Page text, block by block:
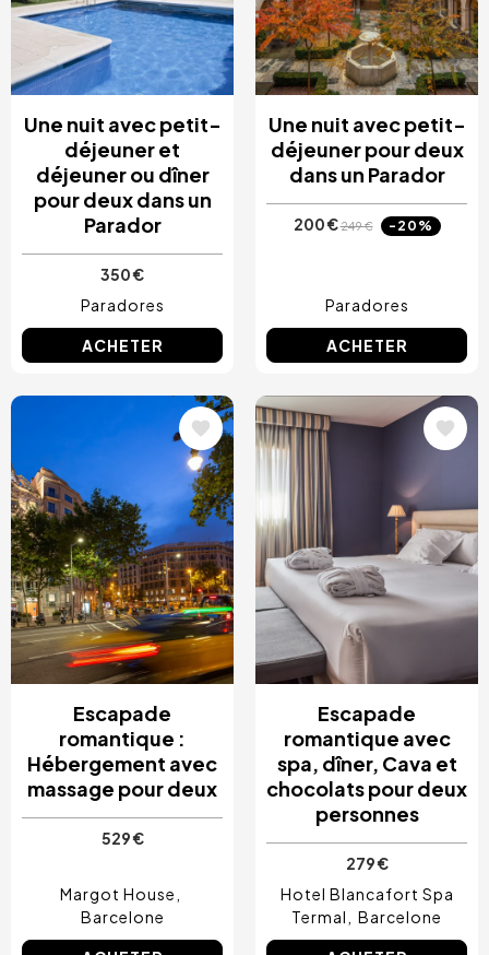
Une nuit avec petit-
déjeuner et
déjeuner ou dîner
pour deux dans un
Parador
350 €
Paradores
ACHETER
Une nuit avec petit-
déjeuner pour deux
dans un Parador
200 €249 € -20%
Paradores
ACHETER
Escapade
romantique :
Hébergement avec
massage pour deux
529 €
Margot House
Barcelone
Image
Escapade
romantique avec
spa, dîner, Cava et
chocolats pour deux
personnes
279 €
Hotel Blancafort Spa
Termal
Barcelone